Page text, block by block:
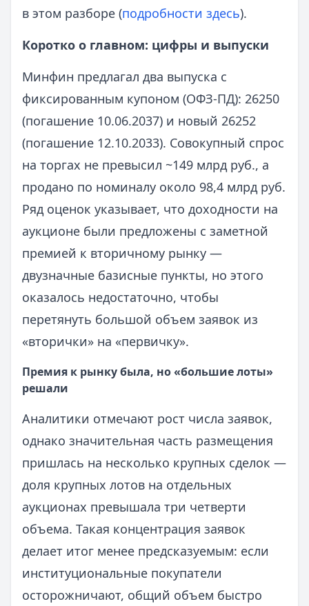
в этом разборе (подробности здесь).
Коротко о главном: цифры и выпуски
Минфин предлагал два выпуска с
фиксированным купоном (ОФЗ-ПД): 26250
(погашение 10.06.2037) и новый 26252
(погашение 12.10.2033). Совокупный спрос
на торгах не превысил ~149 млрд руб., а
продано по номиналу около 98,4 млрд руб.
Ряд оценок указывает, что доходности на
аукционе были предложены с заметной
премией к вторичному рынку —
двузначные базисные пункты, но этого
оказалось недостаточно, чтобы
перетянуть большой объем заявок из
«вторички» на «первичку».
Премия к рынку была, но «большие лоты»
решали
Аналитики отмечают рост числа заявок,
однако значительная часть размещения
пришлась на несколько крупных сделок —
доля крупных лотов на отдельных
аукционах превышала три четверти
объема. Такая концентрация заявок
делает итог менее предсказуемым: если
институциональные покупатели
осторожничают, общий объем быстро